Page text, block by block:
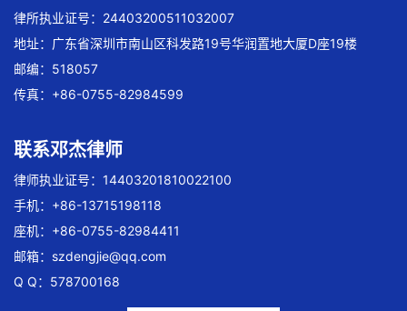
律所执业证号：24403200511032007
地址：广东省深圳市南山区科发路19号华润置地大厦D座19楼
邮编：518057
传真：+86-0755-82984599
联系邓杰律师
律师执业证号：14403201810022100
手机：+86-13715198118
座机：+86-0755-82984411
邮箱： szdengjie@qq.com
Q Q：578700168